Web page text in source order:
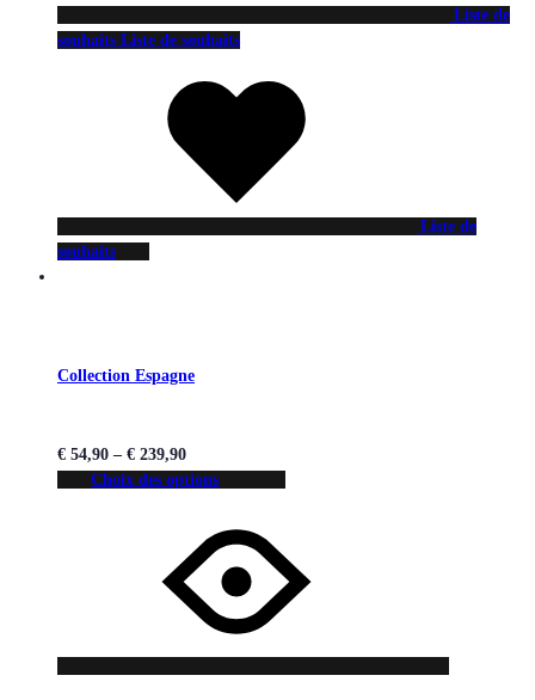
Liste de
souhaits Liste de souhaits
Liste de
souhaits
Collection Espagne
€ 54,90 – € 239,90
Choix des options